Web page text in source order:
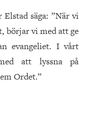
Elstad säga: ”När vi
börjar vi med att ge
evangeliet. I vårt
att lyssna på
Ordet.”